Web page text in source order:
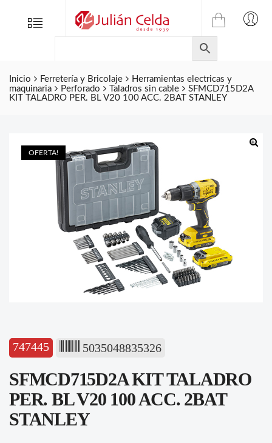
Menu
TIENDA
ONLINE
DE
JULIAN
CELDA
S.L.
Inicio Ferretería y Bricolaje
Herramientas electricas y
maquinaria
Perforado Taladros sin cable
SFMCD715D2A
KIT TALADRO PER. BL V20 100 ACC. 2BAT STANLEY
OFERTA!
747445 5035048835326
SFMCD715D2A KIT TALADRO
PER. BL V20 100 ACC. 2BAT
STANLEY
Folletos
Contacto